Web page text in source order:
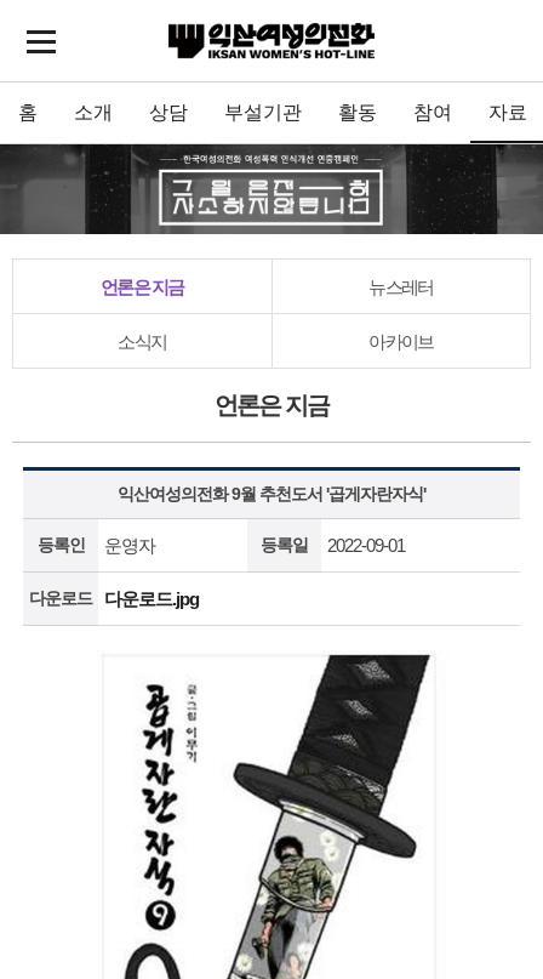
홈 소개 상담 부설기관 활동 참여 자료
언론은 지금 뉴스레터
소식지 아카이브
언론은 지금
익산여성의전화 9월 추천도서 '곱게자란자식'
등록인 운영자 등록일 2022-09-01
다운로드 다운로드.jpg